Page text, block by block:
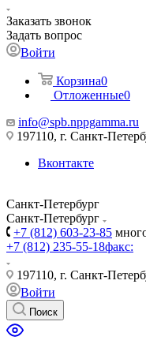
Заказать звонок
Задать вопрос
Войти
Корзина0
Отложенные0
info@spb.nppgamma.ru
197110, г. Санкт-
Вконтакте
Санкт-Петербург
Санкт-Петербург
+7 (812) 603-23-85
+7 (812) 235-55-18факс:
197110, г. Санкт-
Войти
Поиск